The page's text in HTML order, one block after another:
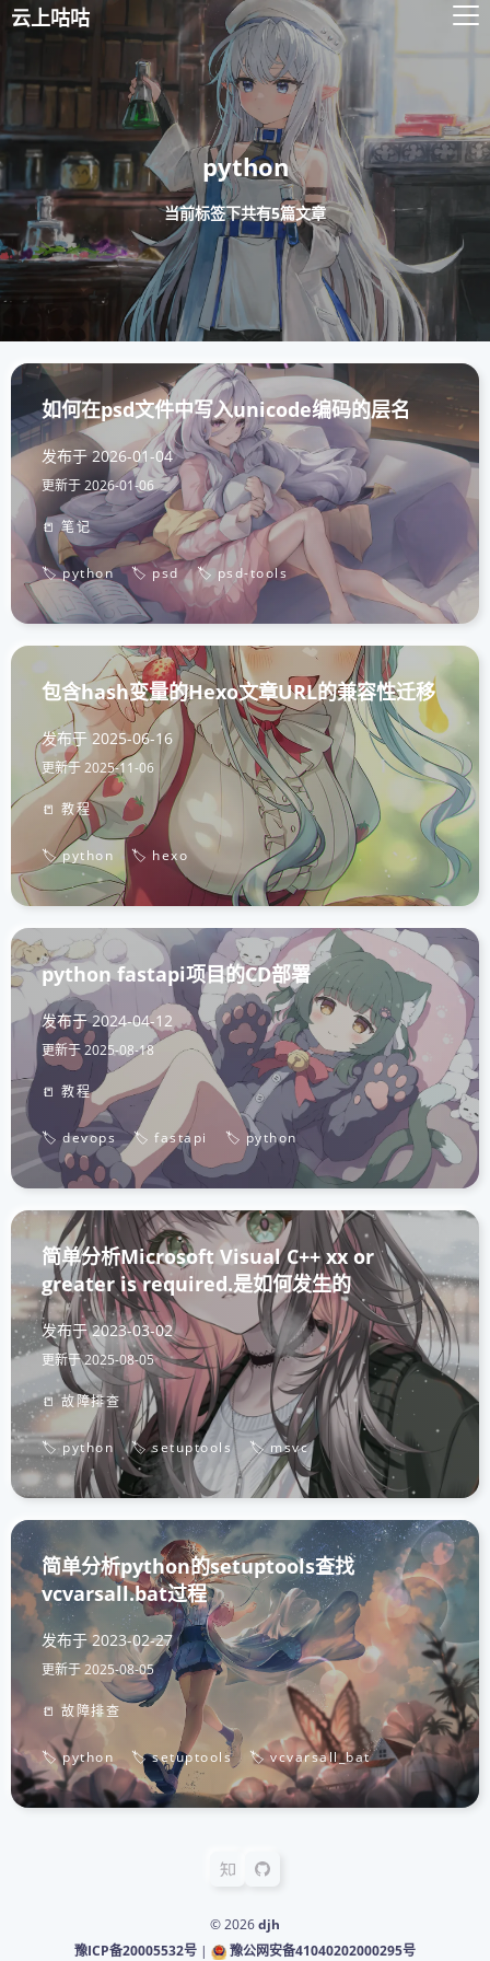
云上咕咕
python
当前标签下共有5篇文章
如何在psd文件中写入unicode编码的层名
发布于 2026-01-04
更新于2026-01-06
📒 笔记
🏷️ python 🏷️ psd 🏷️ psd-tools
包含hash变量的Hexo文章URL的兼容性迁移
发布于 2025-06-16
更新于2025-11-06
📒 教程
🏷️ python 🏷️ hexo
python fastapi项目的CD部署
发布于 2024-04-12
更新于2025-08-18
📒 教程
🏷️ devops 🏷️ fastapi 🏷️ python
简单分析Microsoft Visual C++ xx or
greater is required.是如何发生的
发布于 2023-03-02
更新于2025-08-05
📒 故障排查
🏷️ python 🏷️ setuptools 🏷️ msvc
简单分析python的setuptools查找
vcvarsall.bat过程
发布于 2023-02-27
更新于2025-08-05
📒 故障排查
🏷️ python 🏷️ setuptools 🏷️ vcvarsall_bat
© 2026djh
豫ICP备20005532号 | 豫公网安备41040202000295号